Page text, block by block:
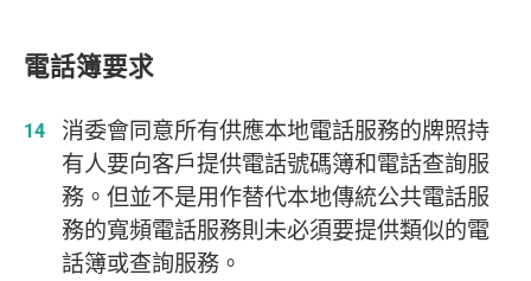
電話簿要求
消委會同意所有供應本地電話服務的牌照持
有人要向客戶提供電話號碼簿和電話查詢服
務。但並不是用作替代本地傳統公共電話服
務的寬頻電話服務則未必須要提供類似的電
話簿或查詢服務。